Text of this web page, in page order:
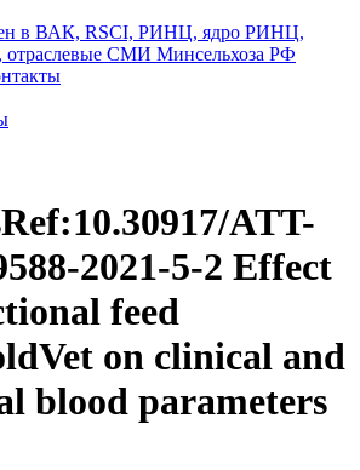
в ВАК, RSCI, РИНЦ, ядро РИНЦ,
отраслевые СМИ Минсельхоза РФ
ATT-
2021-5-2 Effect
feed
on clinical and
blood parameters